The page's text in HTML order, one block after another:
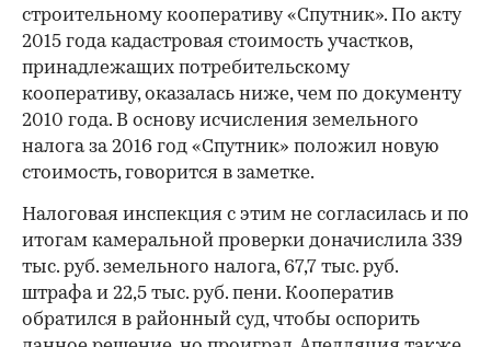
строительному кооперативу «Спутник». По акту
2015 года кадастровая стоимость участков,
принадлежащих потребительскому
кооперативу, оказалась ниже, чем по документу
2010 года. В основу исчисления земельного
налога за 2016 год «Спутник» положил новую
стоимость, говорится в заметке.
Налоговая инспекция с этим не согласилась и по
итогам камеральной проверки доначислила 339
тыс. руб. земельного налога, 67,7 тыс. руб.
штрафа и 22,5 тыс. руб. пени. Кооператив
обратился в районный суд, чтобы оспорить